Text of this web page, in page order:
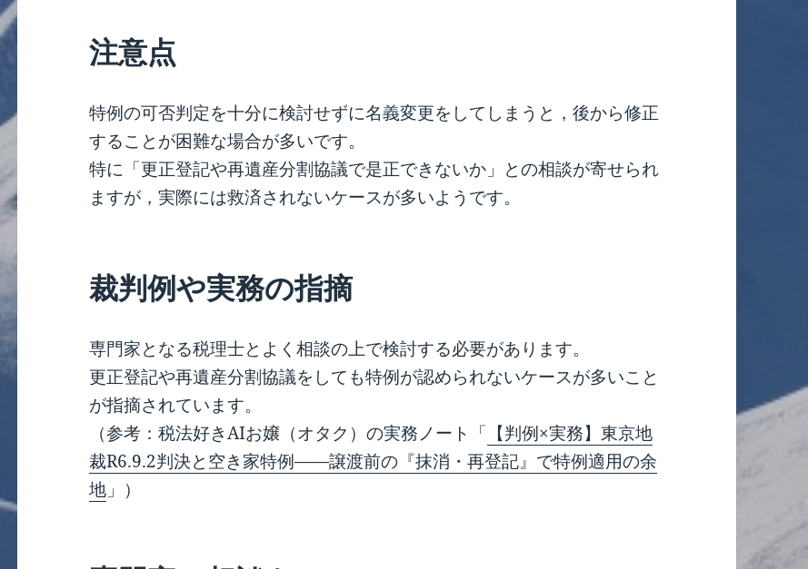
注意点
特例の可否判定を十分に検討せずに名義変更をしてしまうと，後から修正
することが困難な場合が多いです。
特に「更正登記や再遺産分割協議で是正できないか」との相談が寄せられ
ますが，実際には救済されないケースが多いようです。
裁判例や実務の指摘
専門家となる税理士とよく相談の上で検討する必要があります。
更正登記や再遺産分割協議をしても特例が認められないケースが多いこと
が指摘されています。
（参考：税法好きAIお嬢（オタク）の実務ノート「 【判例×実務】東京地
裁R6.9.2判決と空き家特例——譲渡前の『抹消・再登記』で特例適用の余
地 」）